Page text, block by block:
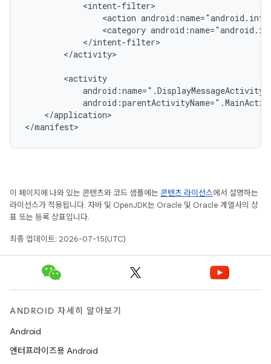
<action
<category
</activity>
</application>
이 페이지에 나와 있는 콘텐츠와 코드 샘플에는 콘텐츠 라이선스에서 설명하는
라이선스가 적용됩니다. 자바 및 OpenJDK는 Oracle 및 Oracle 계열사의 상
표 또는 등록 상표입니다.
최종 업데이트: 2026-07-15(UTC)
ANDROID 자세히 알아보기
Android
엔터프라이즈용 Android